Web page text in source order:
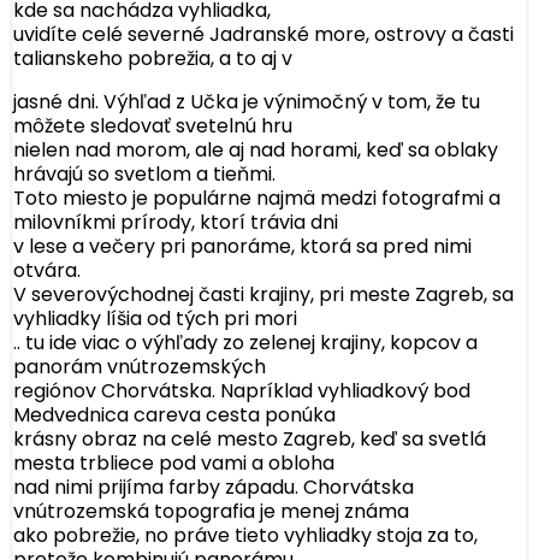
kde sa nachádza vyhliadka,
uvidíte celé severné Jadranské more, ostrovy a časti
talianskeho pobrežia, a to aj v
jasné dni. Výhľad z Učka je výnimočný v tom, že tu
môžete sledovať svetelnú hru
nielen nad morom, ale aj nad horami, keď sa oblaky
hrávajú so svetlom a tieňmi.
Toto miesto je populárne najmä medzi fotografmi a
milovníkmi prírody, ktorí trávia dni
v lese a večery pri panoráme, ktorá sa pred nimi
otvára.
V severovýchodnej časti krajiny, pri meste Zagreb, sa
vyhliadky líšia od tých pri mori
.. tu ide viac o výhľady zo zelenej krajiny, kopcov a
panorám vnútrozemských
regiónov Chorvátska. Napríklad vyhliadkový bod
Medvednica careva cesta ponúka
krásny obraz na celé mesto Zagreb, keď sa svetlá
mesta trbliece pod vami a obloha
nad nimi prijíma farby západu. Chorvátska
vnútrozemská topografia je menej známa
ako pobrežie, no práve tieto vyhliadky stoja za to,